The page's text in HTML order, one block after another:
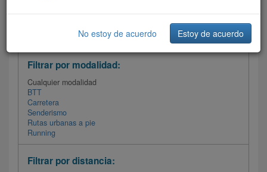
Filtrar las rutas
Filtrar por modalidad:
Cualquier modalidad
BTT
Carretera
Senderismo
Rutas urbanas a pie
Running
Filtrar por distancia:
No estoy de acuerdo Estoy de acuerdo